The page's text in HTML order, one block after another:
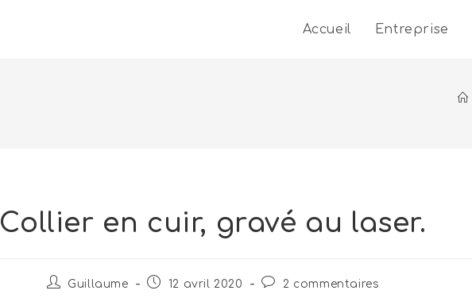
Accueil Entreprise
Collier en cuir, gravé au laser.
Guillaume 12 avril 2020 2 commentaires